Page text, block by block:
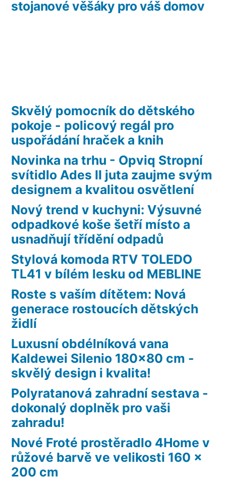
stojanové věšáky pro váš domov
Skvělý pomocník do dětského
pokoje - policový regál pro
uspořádání hraček a knih
Novinka na trhu - Opviq Stropní
svítidlo Ades II juta zaujme svým
designem a kvalitou osvětlení
Nový trend v kuchyni: Výsuvné
odpadkové koše šetří místo a
usnadňují třídění odpadů
Stylová komoda RTV TOLEDO
TL41 v bílém lesku od MEBLINE
Roste s vaším dítětem: Nová
generace rostoucích dětských
židlí
Luxusní obdélníková vana
Kaldewei Silenio 180×80 cm -
skvělý design i kvalita!
Polyratanová zahradní sestava -
dokonalý doplněk pro vaši
zahradu!
Nové Froté prostěradlo 4Home v
růžové barvě ve velikosti 160 x
200 cm